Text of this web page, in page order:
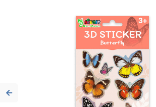
Previous